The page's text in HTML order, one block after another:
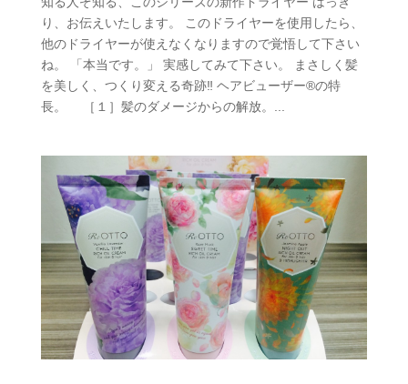
り、お伝えいたします。 このドライヤーを使用したら、
他のドライヤーが使えなくなりますので覚悟して下さい
ね。 「本当です。」 実感してみて下さい。 まさしく髪
を美しく、つくり変える奇跡‼︎ ヘアビューザー®の特
長。 ［１］髪のダメージからの解放。...